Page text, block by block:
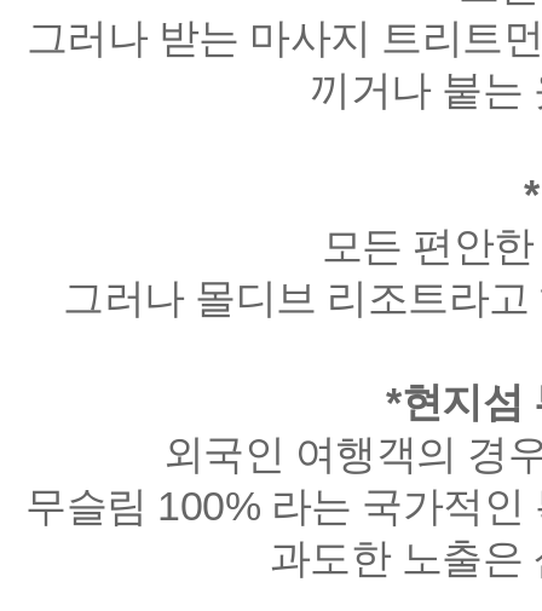
그러나 받는 마사지 트리트
끼거나 붙는
모든 편안
그러나 몰디브 리조트라
*현지섬
외국인 여행객의 경
무슬림 100% 라는 국가적
과도한 노출은